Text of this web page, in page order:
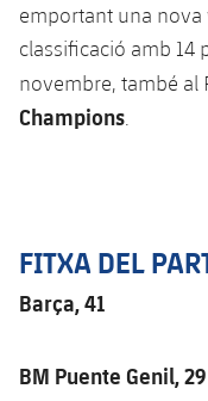
emportant una nova
classificació amb 14
novembre, també al
Champions
FITXA DEL
Barça, 41
BM Puente Genil, 29